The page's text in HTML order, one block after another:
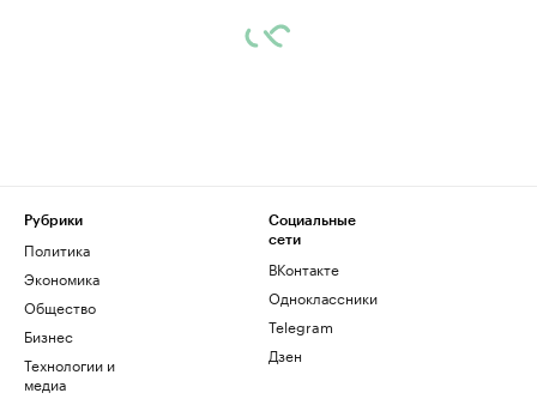
Рубрики
Политика
Экономика
Общество
Бизнес
Технологии и
медиа
Социальные
сети
ВКонтакте
Одноклассники
Telegram
Дзен